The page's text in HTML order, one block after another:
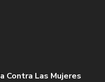
Contra Las Mujeres